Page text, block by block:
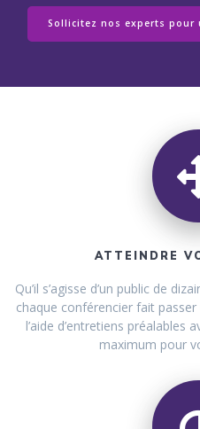
Sollicitez nos experts pour
ATTEINDRE
Qu’il s’agisse d’un public de
chaque conférencier fait
l’aide d’entretiens préalables
maximum pour